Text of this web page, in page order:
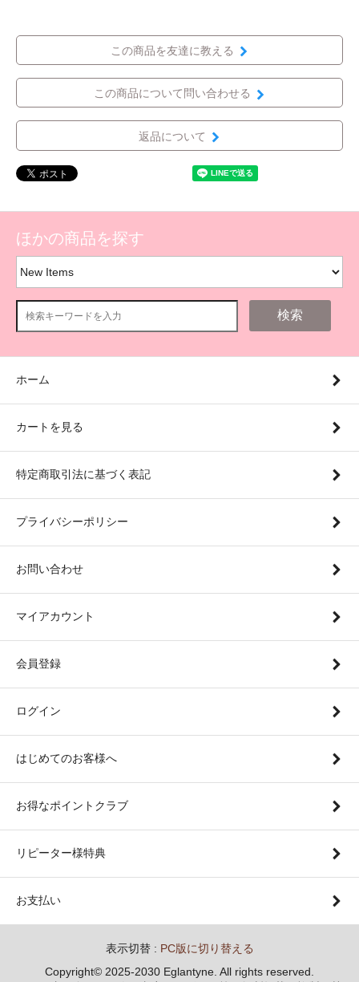
この商品を友達に教える
この商品について問い合わせる
返品について
ほかの商品を探す
検索
ホーム
カートを見る
特定商取引法に基づく表記
プライバシーポリシー
お問い合わせ
マイアカウント
会員登録
ログイン
はじめてのお客様へ
お得なポイントクラブ
リピーター様特典
お支払い
表示切替 : PC版に切り替える
Copyright© 2025-2030 Eglantyne. All rights reserved.